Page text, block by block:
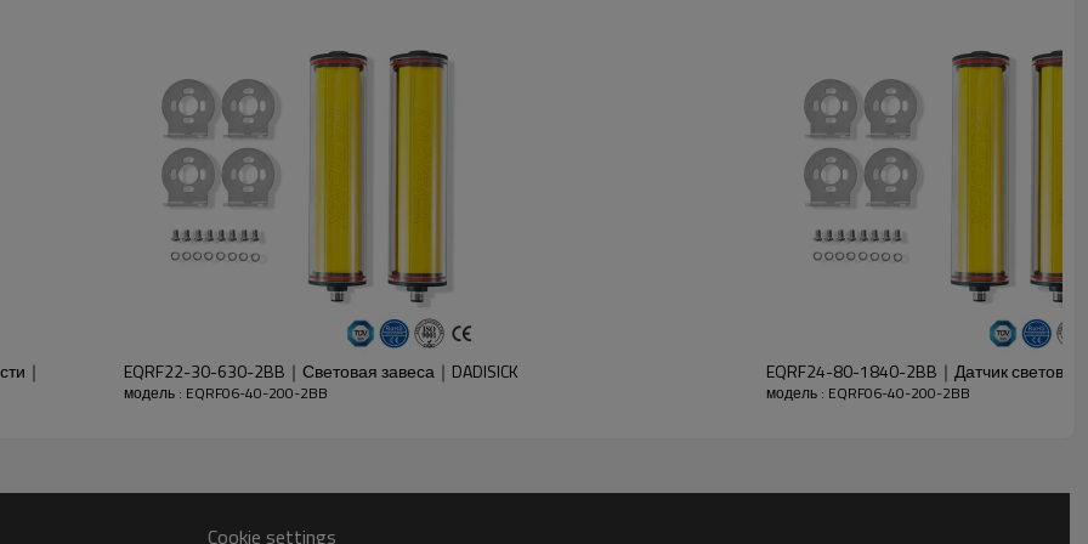
и приемника.
GF
｜
EQRF22-30-630-2BB｜Световая завеса｜DADISICK
модель : EQRF06-40-200-2BB
EQRF24-80-1840-2BB｜Датчик световой
модель : EQRF06-40-200-2BB
Cookie settings